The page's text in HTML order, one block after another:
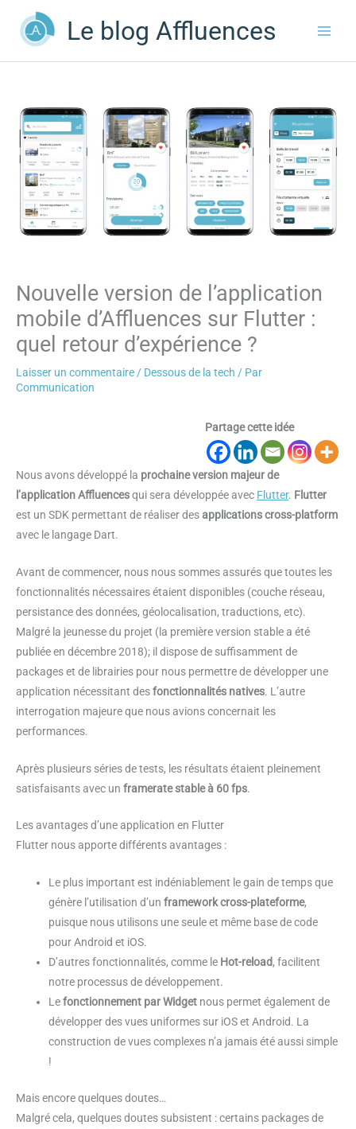
contenu
Le blog Affluences
Nouvelle version de l’application
mobile d’Affluences sur Flutter :
quel retour d’expérience ?
Laisser un commentaire/ Dessous de la tech / Par
Communication
Partage cette idée
Nous avons développé la prochaine version majeur de
l’application Affluencesqui sera développée avec Flutter. Flutter
est un SDK permettant de réaliser desapplications cross-platform
avec le langage Dart.
Avant de commencer, nous nous sommes assurés que toutes les
fonctionnalités nécessaires étaient disponibles (couche réseau,
persistance des données, géolocalisation, traductions, etc).
Malgré la jeunesse du projet (la première version stable a été
publiée en décembre 2018); il dispose de suffisamment de
packages et de librairies pour nous permettre de développer une
application nécessitant desfonctionnalités natives. L’autre
interrogation majeure que nous avions concernait les
performances.
Après plusieurs séries de tests, les résultats étaient pleinement
satisfaisants avec un framerate stable à 60 fps.
Les avantages d’une application en Flutter
Flutter nous apporte différents avantages :
Le plus important est indéniablement le gain de temps que
génère l’utilisation d’unframework cross-plateforme,
puisque nous utilisons une seule et même base de code
pour Android et iOS.
D’autres fonctionnalités, comme le Hot-reload, facilitent
notre processus de développement.
Lefonctionnement par Widget nous permet également de
développer des vues uniformes sur iOS et Android. La
construction de vues complexes n’a jamais été aussi simple
!
Mais encore quelques doutes…
Malgré cela, quelques doutes subsistent : certains packages de